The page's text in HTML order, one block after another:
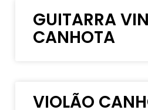
GUITARRA
CANHOTA
VIOLÃO